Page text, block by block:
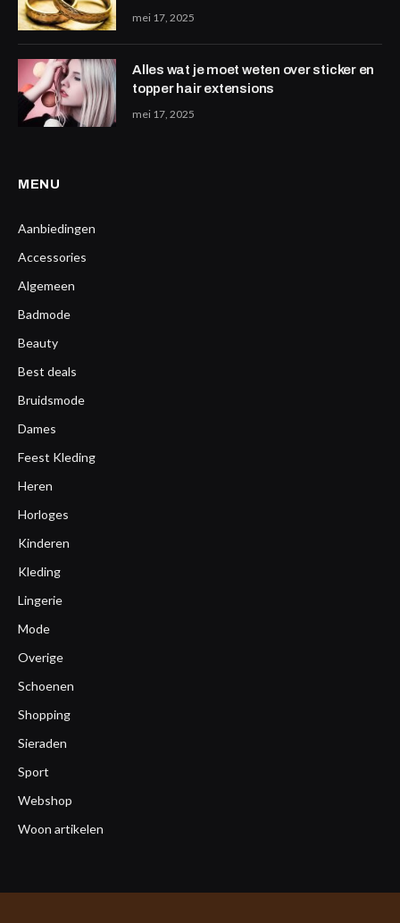
mei 17, 2025
Alles wat je moet weten over sticker en
topper hair extensions
mei 17, 2025
MENU
Aanbiedingen
Accessories
Algemeen
Badmode
Beauty
Best deals
Bruidsmode
Dames
Feest Kleding
Heren
Horloges
Kinderen
Kleding
Lingerie
Mode
Overige
Schoenen
Shopping
Sieraden
Sport
Webshop
Woon artikelen